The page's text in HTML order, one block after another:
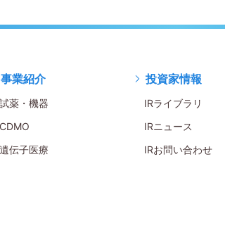
事業紹介
試薬・機器
CDMO
遺伝子医療
投資家情報
IRライブラリ
IRニュース
IRお問い合わせ